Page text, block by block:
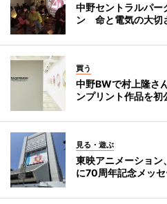
中野セントラルパー
ン 命と電気の大切
買う
中野BWで村上隆さ
ンプリント作品を初
見る・遊ぶ
東映アニメーション
に70周年記念メッ